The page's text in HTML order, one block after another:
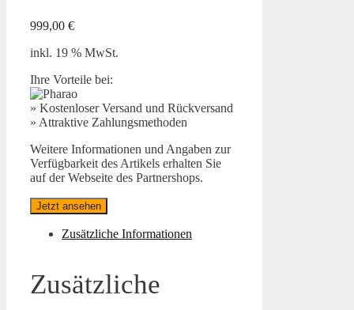
999,00 €
inkl. 19 % MwSt.
Ihre Vorteile bei:
» Kostenloser Versand und Rückversand
» Attraktive Zahlungsmethoden
Weitere Informationen und Angaben zur
Verfügbarkeit des Artikels erhalten Sie
auf der Webseite des Partnershops.
Jetzt ansehen
Zusätzliche Informationen
Zusätzliche